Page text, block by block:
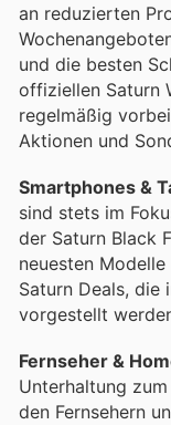
an reduzierten
und die besten
offiziellen Saturn
regelmäßig
Aktionen und
Smartphones &
sind stets im
der Saturn Black
neuesten
Saturn Deals, die
vorgestellt
Fernseher &
Unterhaltung
den Fernsehern